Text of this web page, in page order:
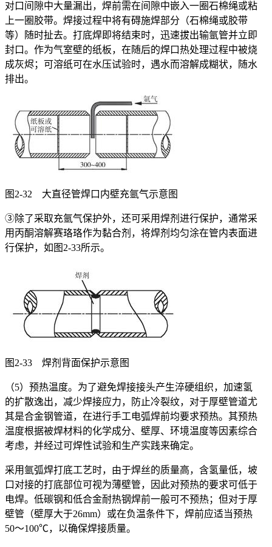
对口间隙中大量漏出，焊前需在间隙中嵌入一圈石棉绳或粘
上一圈胶带。焊接过程中将有碍施焊部分（石棉绳或胶带
等）随时扯去。打底焊即将结束时，迅速拔出输氩管并立即
封口。作为气室壁的纸板，在随后的焊口热处理过程中被烧
成灰烬；可溶纸可在水压试验时，遇水而溶解成糊状，随水
排出。
图2-32 大直径管焊口内壁充氩气示意图
③除了采取充氩气保护外，还可采用焊剂进行保护，通常采
用丙酮溶解赛珞珞作为黏合剂，将焊剂均匀涂在管内表面进
行保护，如图2-33所示。
图2-33 焊剂背面保护示意图
（5）预热温度。为了避免焊接接头产生淬硬组织，加速氢
的扩散逸出，减少焊接应力，防止冷裂纹，对于厚壁管道尤
其是合金钢管道，在进行手工电弧焊前均要求预热。其预热
温度根据被焊材料的化学成分、壁厚、环境温度等因素综合
考虑，并经过可焊性试验和生产实践来确定。
采用氩弧焊打底工艺时，由于焊丝的质量高，含氢量低，坡
口对接的打底部位可视为薄壁管，因此对预热的要求可低于
电焊。低碳钢和低合金耐热钢焊前一般可不预热；但对于厚
壁管（壁厚大于26mm）或在负温条件下，焊前应适当预热
50～100℃，以确保焊接质量。